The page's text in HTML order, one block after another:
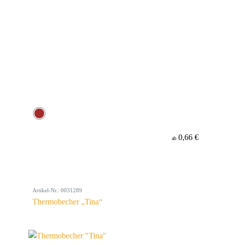
ab 0,66 €
Artikel-Nr.: 0031289
Thermobecher „Tina“